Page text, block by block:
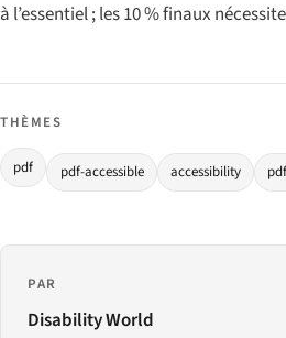
à l’essentiel ; les 10 % finaux
THÈMES
pdf pdf-accessible accessibility
PAR
Disability World